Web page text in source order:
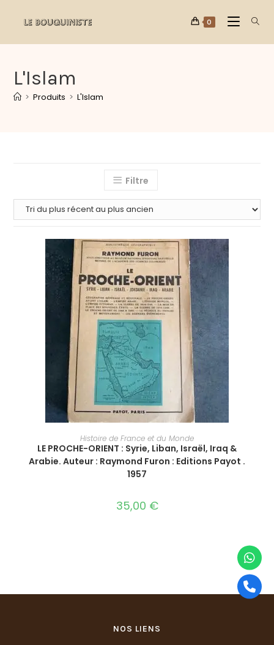
0
L'Islam
> Produits > L'Islam
Filtre
AJOUTER AU PANIER
Histoire de France et du Monde
LE PROCHE-ORIENT : Syrie, Liban, Israël, Iraq &
Arabie. Auteur : Raymond Furon : Editions Payot .
1957
35,00 €
NOS LIENS